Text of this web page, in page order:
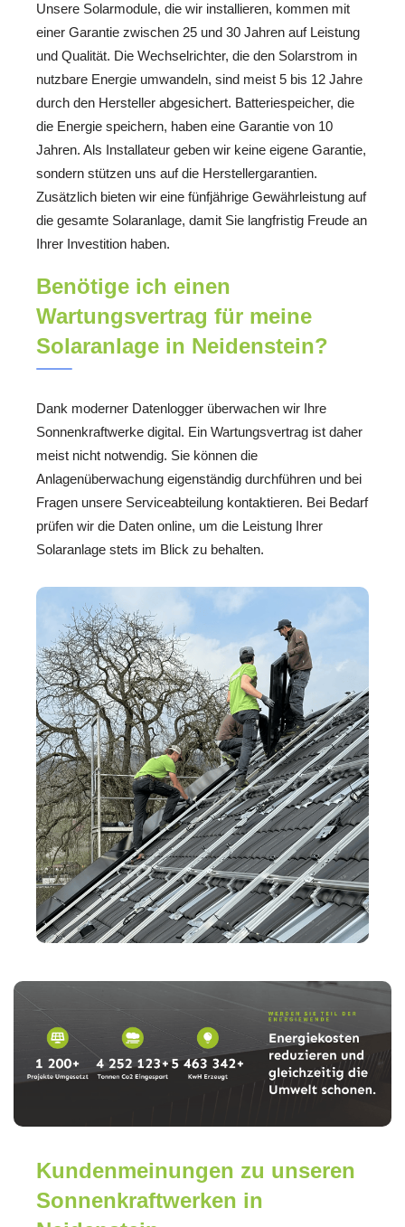
Unsere Solarmodule, die wir installieren, kommen mit
einer Garantie zwischen 25 und 30 Jahren auf Leistung
und Qualität. Die Wechselrichter, die den Solarstrom in
nutzbare Energie umwandeln, sind meist 5 bis 12 Jahre
durch den Hersteller abgesichert. Batteriespeicher, die
die Energie speichern, haben eine Garantie von 10
Jahren. Als Installateur geben wir keine eigene Garantie,
sondern stützen uns auf die Herstellergarantien.
Zusätzlich bieten wir eine fünfjährige Gewährleistung auf
die gesamte Solaranlage, damit Sie langfristig Freude an
Ihrer Investition haben.
Benötige ich einen
Wartungsvertrag für meine
Solaranlage in Neidenstein?
Dank moderner Datenlogger überwachen wir Ihre
Sonnenkraftwerke digital. Ein Wartungsvertrag ist daher
meist nicht notwendig. Sie können die
Anlagenüberwachung eigenständig durchführen und bei
Fragen unsere Serviceabteilung kontaktieren. Bei Bedarf
prüfen wir die Daten online, um die Leistung Ihrer
Solaranlage stets im Blick zu behalten.
Kundenmeinungen zu unseren
Sonnenkraftwerken in